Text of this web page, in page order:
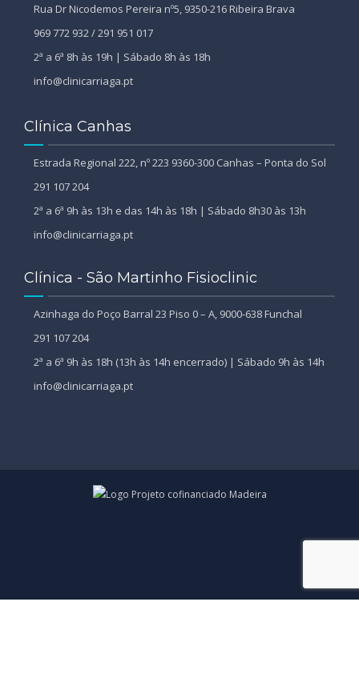
Rua Dr Nicodemos Pereira nº5, 9350-216 Ribeira Brava
969 772 932 / 291 951 017
2ª a 6ª 8h às 19h | Sábado 8h às 18h
info@clinicarriaga.pt
Clínica Canhas
Estrada Regional 222, nº 223 9360-300 Canhas – Ponta do Sol
291 107 204
2ª a 6ª 9h às 13h e das 14h às 18h | Sábado 8h30 às 13h
info@clinicarriaga.pt
Clínica - São Martinho Fisioclinic
Azinhaga do Poço Barral 23 Piso 0 – A, 9000-638 Funchal
291 107 204
2ª a 6ª 9h às 18h (13h às 14h encerrado) | Sábado 9h às 14h
info@clinicarriaga.pt